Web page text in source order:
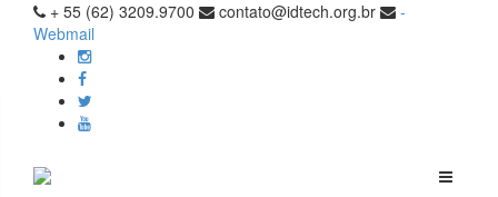
+ 55 (62) 3209.9700 contato@idtech.org.br
-
Webmail
Toggle